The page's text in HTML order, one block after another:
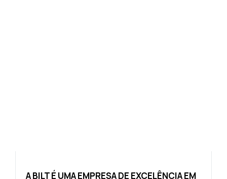
A BILT É UMA EMPRESA DE EXCELÊNCIA EM